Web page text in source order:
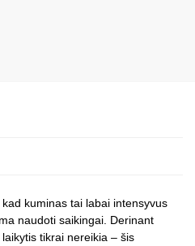
kad kuminas tai labai intensyvus
naudoti saikingai. Derinant
laikytis tikrai nereikia – šis